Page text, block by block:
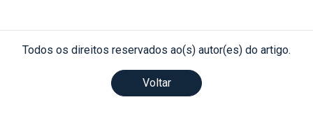
Todos os direitos reservados ao(s) autor(es) do artigo.
Voltar